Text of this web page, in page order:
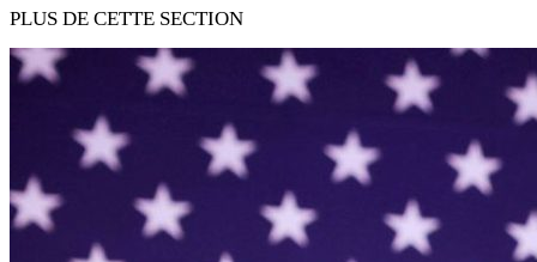
PLUS DE CETTE SECTION